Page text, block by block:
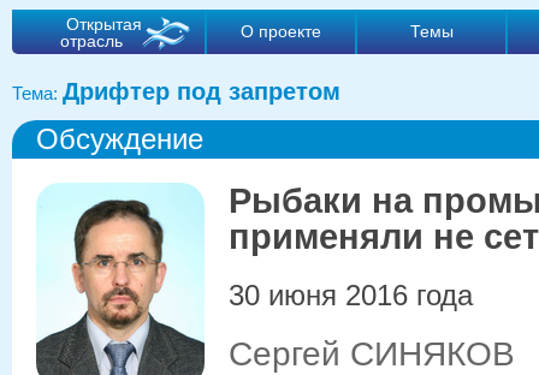
Открытая
отрасль
О проекте Темы
Тема: Дрифтер под запретом
Обсуждение
Рыбаки на
применяли не
30 июня 2016 года
Сергей СИНЯКОВ